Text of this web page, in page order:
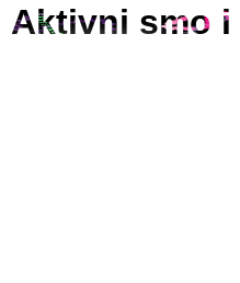
Aktivni smo i